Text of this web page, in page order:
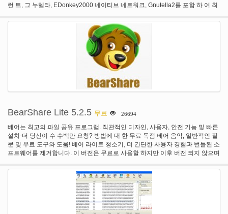
런 트, 그 누텔라, EDonkey2000 네이티브 네트워크, Gnutella2를 포함 하 여 최
라, 하지만 Shareaza 완전히 무료 이며, 모든 성가신 광고 또는 팝업 표시 되지
않습니다. 그것은 당신의 컴퓨터와 위력을 과시 수 있습니다 원치 않는 타사 프
로그램을 설치 하지 않습니다. 아니 스파이웨어, 등록증, 아니 "유료 버전". 그냥
다운로드 하 고 사용 합니다. 간단한. Shareaza로 얻을 무엇: 경이로운 멀티 지
원-당신이 수 있는 다운로드/업로드이 네트워크에서: Gnutella2, 비트 토 런 트,
그 누텔라, EDonkey2000 (G2). Shareaza 소개 "컬렉션"-컬렉션 그룹 미리 보기
발견 했습니다, 일단 그냥 다운로드 파일 목록을 클릭 합니다. 킥-엉덩이 인터페
이스-기능의 부하와 함께 P2P 클라이언트에 많은를 제공 하 고 모든 혜택을 얻
으로 할 수 있습니다.
BearShare Lite 5.2.5 무료 26694
베어는 최고의 파일 공유 프로그램. 직관적인 디자인, 사용자, 안전 기능 및 빠른
설치-더 당신이 수 수백만 요청? 방법에 대 한 무료 독점 베어 음악, 일반적인 질
문 및 무료 도구와 도움! 베어 라이트 청소기, 더 간단한 사용자 경험과 번들된 소
프트웨어를 제거합니다. 이 버전은 무료로 사용할 하지만 이후 버전 되지 않으며